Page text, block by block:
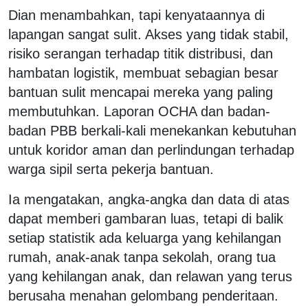
Dian menambahkan, tapi kenyataannya di
lapangan sangat sulit. Akses yang tidak stabil,
risiko serangan terhadap titik distribusi, dan
hambatan logistik, membuat sebagian besar
bantuan sulit mencapai mereka yang paling
membutuhkan. Laporan OCHA dan badan-
badan PBB berkali-kali menekankan kebutuhan
untuk koridor aman dan perlindungan terhadap
warga sipil serta pekerja bantuan.
Ia mengatakan, angka-angka dan data di atas
dapat memberi gambaran luas, tetapi di balik
setiap statistik ada keluarga yang kehilangan
rumah, anak-anak tanpa sekolah, orang tua
yang kehilangan anak, dan relawan yang terus
berusaha menahan gelombang penderitaan.